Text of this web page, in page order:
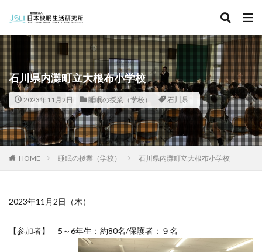
石川県内灘町立大根布小学校
2023年11月2日 睡眠の授業（学校） 石川県
HOME 睡眠の授業（学校） 石川県内灘町立大根布小学校
2023年11月2日（木）
【参加者】 5～6年生：約80名/保護者：９名
カテゴリー
タグ
北海道 青森県 秋田県 茨城県
埼玉県
千葉県
東京都 富山県 石川県
福井県
長野県
滋賀県 京都府 島根県
山口県